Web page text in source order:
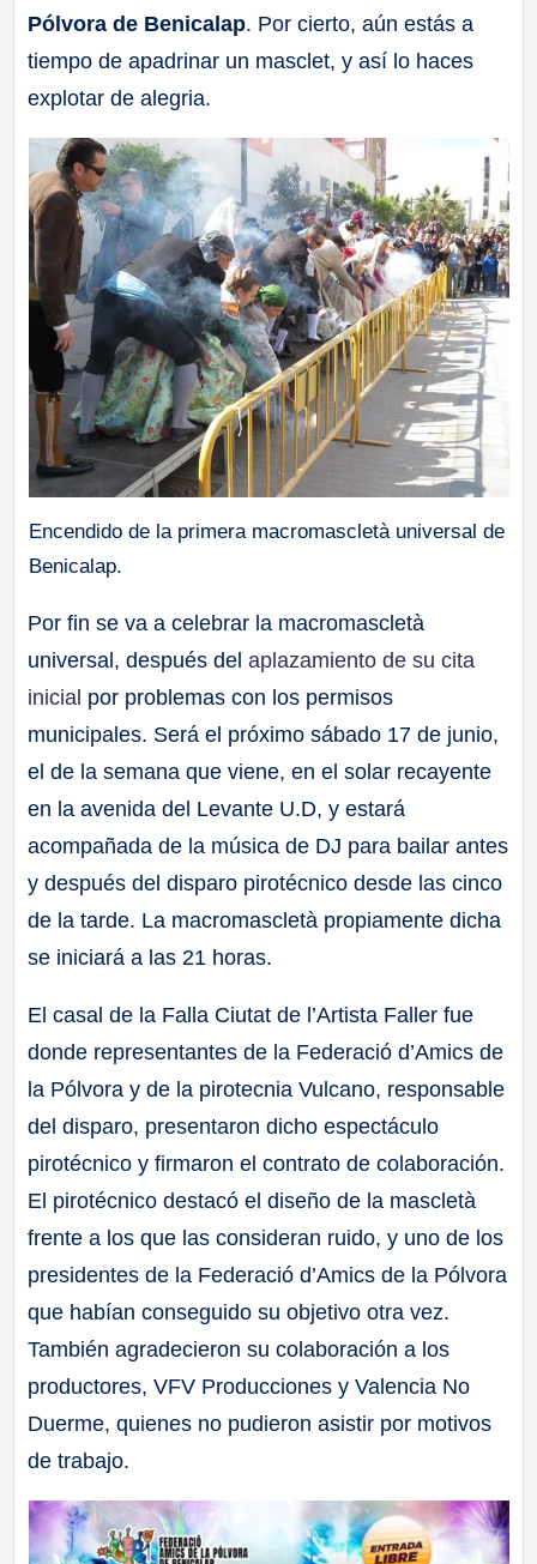
Pólvora de Benicalap. Por cierto, aún estás a
tiempo de apadrinar un masclet, y así lo haces
explotar de alegria.
Encendido de la primera macromascletà universal de
Benicalap.
Por fin se va a celebrar la macromascletà
universal, después delaplazamiento de su cita
inicial por problemas con los permisos
municipales. Será el próximo sábado 17 de junio,
el de la semana que viene, en el solar recayente
en la avenida del Levante U.D, y estará
acompañada de la música de DJ para bailar antes
y después del disparo pirotécnico desde las cinco
de la tarde. La macromascletà propiamente dicha
se iniciará a las 21 horas.
El casal de la Falla Ciutat de l’Artista Faller fue
donde representantes de la Federació d’Amics de
la Pólvora y de la pirotecnia Vulcano, responsable
del disparo, presentaron dicho espectáculo
pirotécnico y firmaron el contrato de colaboración.
El pirotécnico destacó el diseño de la mascletà
frente a los que las consideran ruido, y uno de los
presidentes de la Federació d’Amics de la Pólvora
que habían conseguido su objetivo otra vez.
También agradecieron su colaboración a los
productores, VFV Producciones y Valencia No
Duerme, quienes no pudieron asistir por motivos
de trabajo.